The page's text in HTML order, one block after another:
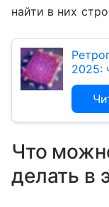
найти в них
2025:
Что
делать в